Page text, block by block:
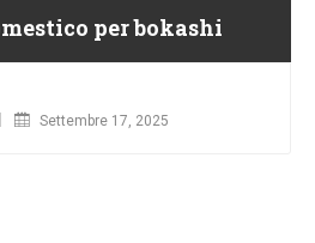
per bokashi
Settembre 17, 2025